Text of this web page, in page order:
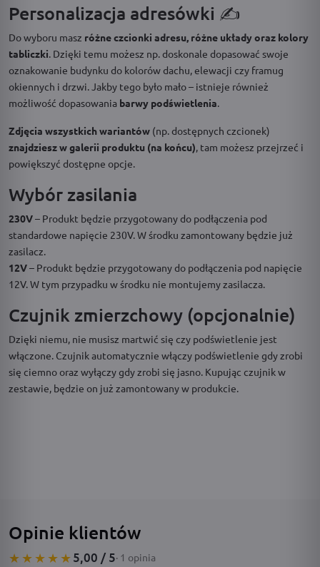
Personalizacja adresówki ✍️
Do wyboru masz różne czcionki adresu, różne układy oraz kolory
tabliczki. Dzięki temu możesz np. doskonale dopasować swoje
oznakowanie budynku do kolorów dachu, elewacji czy framug
okiennych i drzwi. Jakby tego było mało – istnieje również
możliwość dopasowania barwy podświetlenia.
Zdjęcia wszystkich wariantów (np. dostępnych czcionek)
znajdziesz w galerii produktu (na końcu), tam możesz przejrzeć i
powiększyć dostępne opcje.
Wybór zasilania
230V– Produkt będzie przygotowany do podłączenia pod
standardowe napięcie 230V. W środku zamontowany będzie już
zasilacz.
12V– Produkt będzie przygotowany do podłączenia pod napięcie
12V. W tym przypadku w środku nie montujemy zasilacza.
Czujnik zmierzchowy (opcjonalnie)
Dzięki niemu, nie musisz martwić się czy podświetlenie jest
włączone. Czujnik automatycznie włączy podświetlenie gdy zrobi
się ciemno oraz wyłączy gdy zrobi się jasno. Kupując czujnik w
zestawie, będzie on już zamontowany w produkcie.
Opinie klientów
★★★★★5,00 / 5· 1 opinia